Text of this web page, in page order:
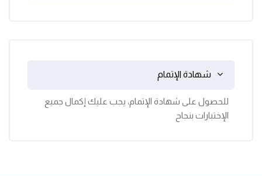
شهادة الإتمام
للحصول على شهادة الإتمام، يجب عليك إكمال جميع
الإختبارات بنجاح